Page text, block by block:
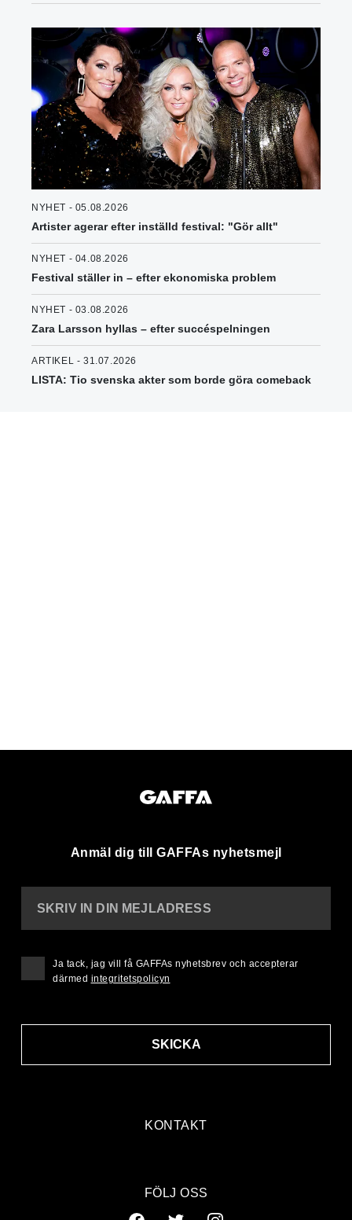
NYHET - 05.08.2026
Artister agerar efter inställd festival: "Gör allt"
NYHET - 04.08.2026
Festival ställer in – efter ekonomiska problem
NYHET - 03.08.2026
Zara Larsson hyllas – efter succéspelningen
ARTIKEL - 31.07.2026
LISTA: Tio svenska akter som borde göra comeback
Anmäl dig till GAFFAs nyhetsmejl
KONTAKT
SKRIV IN DIN MEJLADRESS
SKICKA
Ja tack, jag vill få GAFFAs nyhetsbrev och accepterar
därmed integritetspolicyn
FÖLJ OSS